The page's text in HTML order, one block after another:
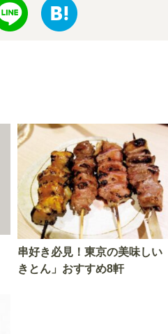
串好き必見！東京の美味しい
きとん」おすすめ8軒